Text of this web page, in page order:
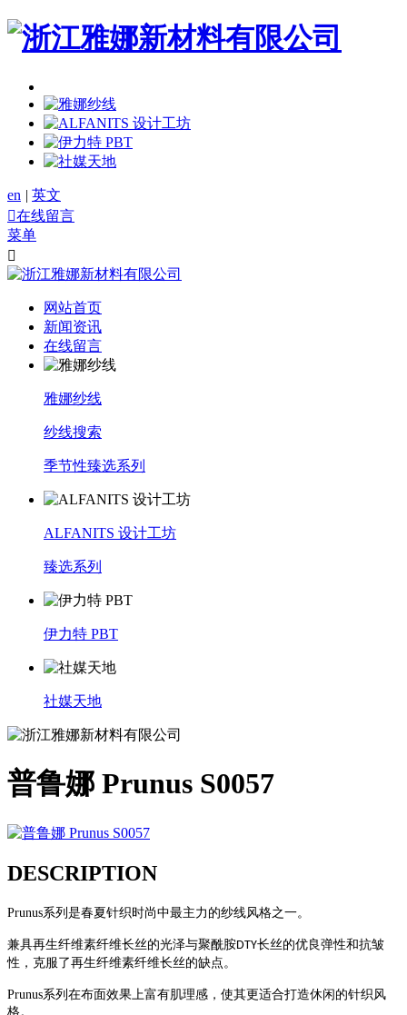
en | 英文
在线留言
菜单

网站首页
新闻资讯
在线留言
雅娜纱线
纱线搜索
季节性臻选系列
ALFANITS 设计工坊
臻选系列
伊力特 PBT
社媒天地
普鲁娜 Prunus S0057
DESCRIPTION
Prunus系列是春夏针织时尚中最主力的纱线风格之一。
兼具再生纤维素纤维长丝的光泽与聚酰胺DTY长丝的优良弹性和抗皱
性，克服了再生纤维素纤维长丝的缺点。
Prunus系列在布面效果上富有肌理感，使其更适合打造休闲的针织风
格。